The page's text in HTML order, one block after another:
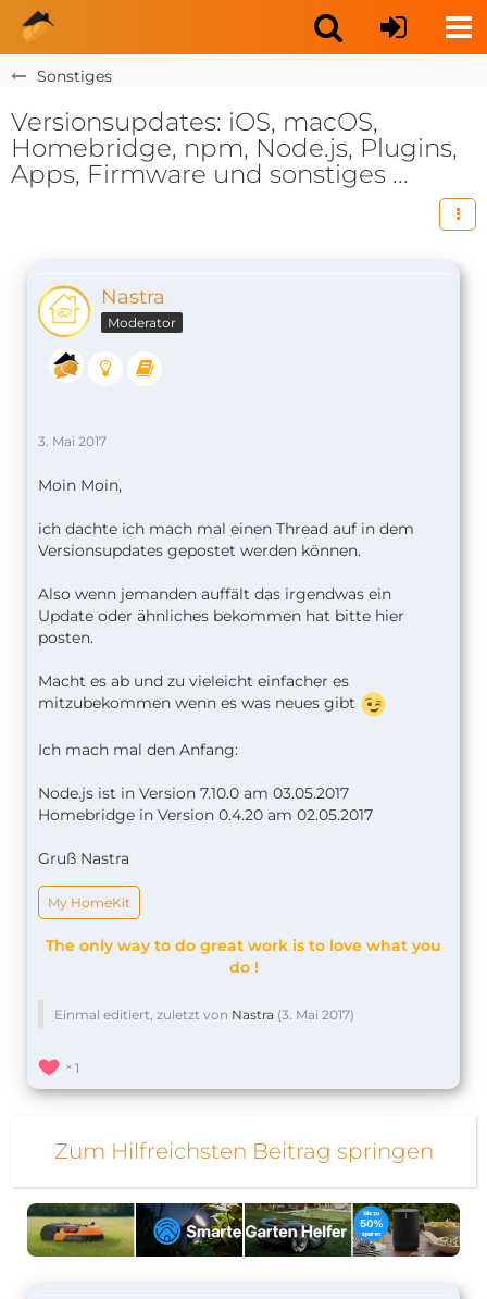
Sonstiges
Versionsupdates: iOS, macOS,
Homebridge, npm, Node.js, Plugins,
Apps, Firmware und sonstiges ...
Nastra
Moderator
3. Mai 2017
Moin Moin,
ich dachte ich mach mal einen Thread auf in dem
Versionsupdates gepostet werden können.
Also wenn jemanden auffält das irgendwas ein
Update oder ähnliches bekommen hat bitte hier
posten.
Macht es ab und zu vieleicht einfacher es
mitzubekommen wenn es was neues gibt
Ich mach mal den Anfang:
Node.js ist in Version 7.10.0 am 03.05.2017
Homebridge in Version 0.4.20 am 02.05.2017
Gruß Nastra
My HomeKit
The only way to do great work is to love what you
do !
Einmal editiert, zuletzt von Nastra (3. Mai 2017)
1
Zum Hilfreichsten Beitrag springen